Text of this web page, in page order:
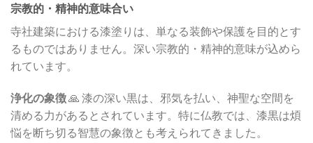
宗教的・精神的意味合い
寺社建築における漆塗りは、単なる装飾や保護を目的とす
るものではありません。深い宗教的・精神的意味が込めら
れています。
浄化の象徴🙏 漆の深い黒は、邪気を払い、神聖な空間を
清める力があるとされています。特に仏教では、漆黒は煩
悩を断ち切る智慧の象徴とも考えられてきました。